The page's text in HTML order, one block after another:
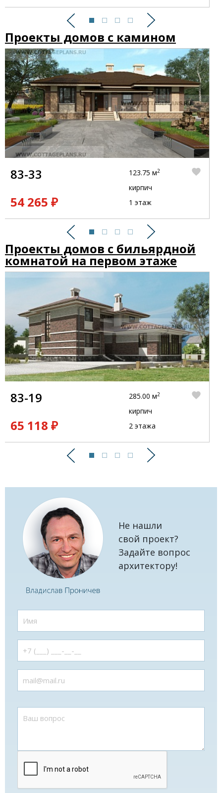
Предыдущий Следующий
Проекты домов с камином
Предыдущий Следующий
83-33
54 265 ₽
123.75 м2
кирпич
1 этаж
Проекты домов с бильярдной
комнатой на первом этаже
Предыдущий Следующий
83-19
65 118 ₽
285.00 м2
кирпич
2 этажа
Не нашли
свой проект?
Задайте вопрос
архитектору!